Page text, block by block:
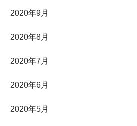
2020年9月
2020年8月
2020年7月
2020年6月
2020年5月